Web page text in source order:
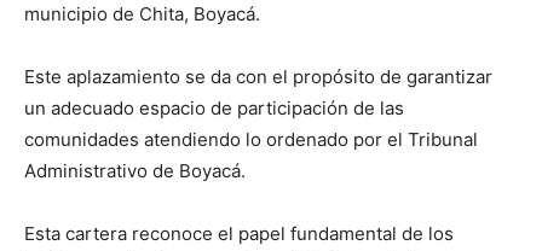
municipio de Chita, Boyacá.
Este aplazamiento se da con el propósito de garantizar
un adecuado espacio de participación de las
comunidades atendiendo lo ordenado por el Tribunal
Administrativo de Boyacá.
Esta cartera reconoce el papel fundamental de los